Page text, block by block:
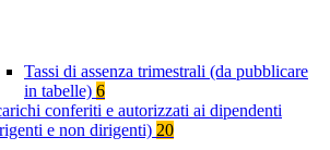
Tassi di assenza trimestrali (da pubblicare
in tabelle) 6
conferiti e autorizzati ai dipendenti
e non dirigenti) 20